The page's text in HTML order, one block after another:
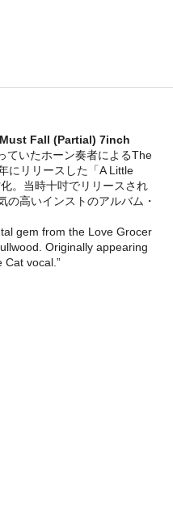
Fall (Partial) 7inch
ていたホーン奏者によるThe
にリリースした「A Little
。当時十吋でリリースされ
の高いインストのアルバム・
gem from the Love Grocer
Originally appearing
Cat vocal.”